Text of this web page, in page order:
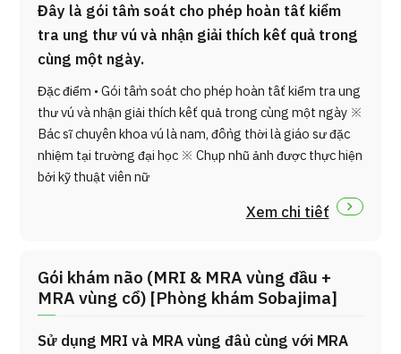
Đây là gói tầm soát cho phép hoàn tất kiểm
tra ung thư vú và nhận giải thích kết quả trong
cùng một ngày.
Đặc điểm • Gói tầm soát cho phép hoàn tất kiểm tra ung
thư vú và nhận giải thích kết quả trong cùng một ngày ※
Bác sĩ chuyên khoa vú là nam, đồng thời là giáo sư đặc
nhiệm tại trường đại học ※ Chụp nhũ ảnh được thực hiện
bởi kỹ thuật viên nữ
Xem chi tiết
Gói khám não (MRI & MRA vùng đầu +
MRA vùng cổ) [Phòng khám Sobajima]
Sử dụng MRI và MRA vùng đầu cùng với MRA